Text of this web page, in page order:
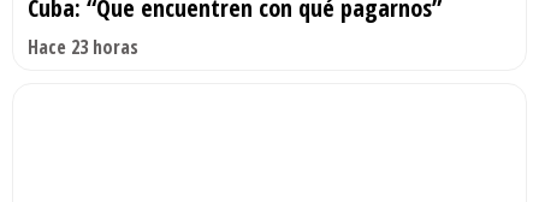
Cuba: “Que encuentren con qué pagarnos”
Hace 23 horas